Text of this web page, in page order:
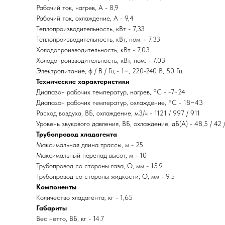
Рабочий ток, нагрев, А - 8,9
Рабочий ток, охлаждение, А - 9,4
Теплопроизводительность, кВт - 7,33
Теплопроизводительность, кВт, ном. - 7.33
Холодопроизводительность, кВт - 7,03
Холодопроизводительность, кВт, ном. - 7.03
Электропитание, ф / В / Гц - 1~, 220-240 В, 50 Гц
Технические характеристики
Диапазон рабочих температур, нагрев, °C - -7~24
Диапазон рабочих температур, охлаждение, °C - 18~43
Расход воздуха, ВБ, охлаждение, м3/ч - 1121 / 997 / 911
Уровень звукового давления, ВБ, охлаждение, дБ(А) - 48,5 / 42
Трубопровод хладагента
Максимальная длина трассы, м - 25
Максимальный перепад высот, м - 10
Трубопровод со стороны газа, O, мм - 15.9
Трубопровод со стороны жидкости, O, мм - 9.5
Компоненты
Количество хладагента, кг - 1,65
Габариты
Вес нетто, ВБ, кг - 14.7